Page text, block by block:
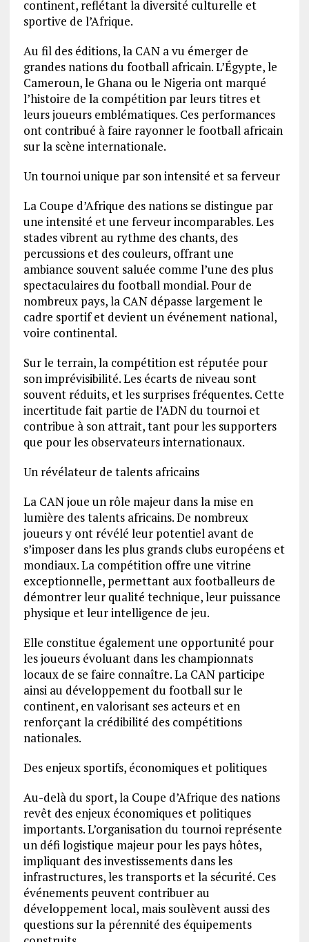
continent, reflétant la diversité culturelle et
sportive de l’Afrique.
Au fil des éditions, la CAN a vu émerger de
grandes nations du football africain. L’Égypte, le
Cameroun, le Ghana ou le Nigeria ont marqué
l’histoire de la compétition par leurs titres et
leurs joueurs emblématiques. Ces performances
ont contribué à faire rayonner le football africain
sur la scène internationale.
Un tournoi unique par son intensité et sa ferveur
La Coupe d’Afrique des nations se distingue par
une intensité et une ferveur incomparables. Les
stades vibrent au rythme des chants, des
percussions et des couleurs, offrant une
ambiance souvent saluée comme l’une des plus
spectaculaires du football mondial. Pour de
nombreux pays, la CAN dépasse largement le
cadre sportif et devient un événement national,
voire continental.
Sur le terrain, la compétition est réputée pour
son imprévisibilité. Les écarts de niveau sont
souvent réduits, et les surprises fréquentes. Cette
incertitude fait partie de l’ADN du tournoi et
contribue à son attrait, tant pour les supporters
que pour les observateurs internationaux.
Un révélateur de talents africains
La CAN joue un rôle majeur dans la mise en
lumière des talents africains. De nombreux
joueurs y ont révélé leur potentiel avant de
s’imposer dans les plus grands clubs européens et
mondiaux. La compétition offre une vitrine
exceptionnelle, permettant aux footballeurs de
démontrer leur qualité technique, leur puissance
physique et leur intelligence de jeu.
Elle constitue également une opportunité pour
les joueurs évoluant dans les championnats
locaux de se faire connaître. La CAN participe
ainsi au développement du football sur le
continent, en valorisant ses acteurs et en
renforçant la crédibilité des compétitions
nationales.
Des enjeux sportifs, économiques et politiques
Au-delà du sport, la Coupe d’Afrique des nations
revêt des enjeux économiques et politiques
importants. L’organisation du tournoi représente
un défi logistique majeur pour les pays hôtes,
impliquant des investissements dans les
infrastructures, les transports et la sécurité. Ces
événements peuvent contribuer au
développement local, mais soulèvent aussi des
questions sur la pérennité des équipements